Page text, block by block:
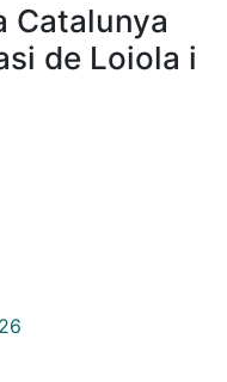
Catalunya
de Loiola i